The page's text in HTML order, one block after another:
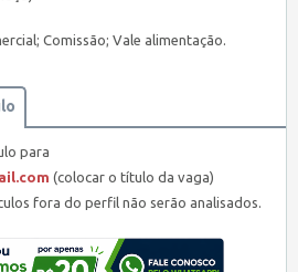
Comissão; Vale alimentação.
para
(colocar o título da vaga)
fora do perfil não serão analisados.